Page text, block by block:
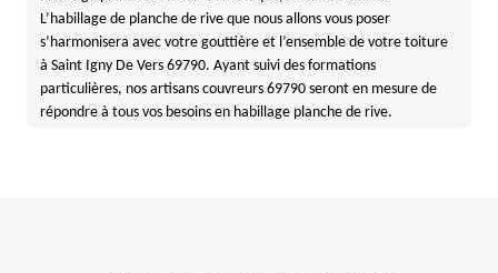
L’habillage de planche de rive que nous allons vous poser
s’harmonisera avec votre gouttière et l’ensemble de votre toiture
à Saint Igny De Vers 69790. Ayant suivi des formations
particulières, nos artisans couvreurs 69790 seront en mesure de
répondre à tous vos besoins en habillage planche de rive.